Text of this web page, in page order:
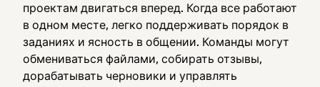
проектам двигаться вперед. Когда все работают
в одном месте, легко поддерживать порядок в
заданиях и ясность в общении. Команды могут
обмениваться файлами, собирать отзывы,
дорабатывать черновики и управлять